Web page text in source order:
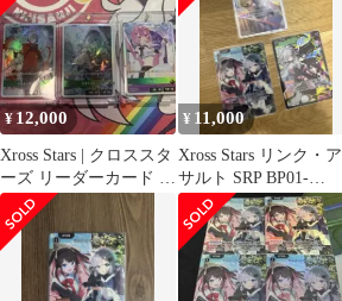
¥ 12,000
Xross Stars | クロススタ
ーズ リーダーカード 3
枚セット＋α
¥ 11,000
Xross Stars リンク・ア
サルト SRP BP01-
136/100